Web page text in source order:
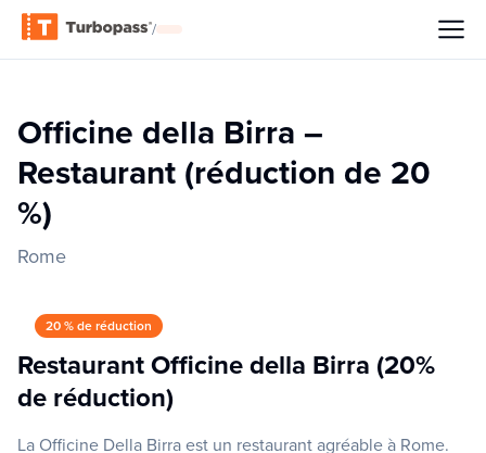
/
Officine della Birra –
Restaurant (réduction de 20
%)
Rome
20 % de réduction
Restaurant Officine della Birra (20%
de réduction)
La Officine Della Birra est un restaurant agréable à Rome.